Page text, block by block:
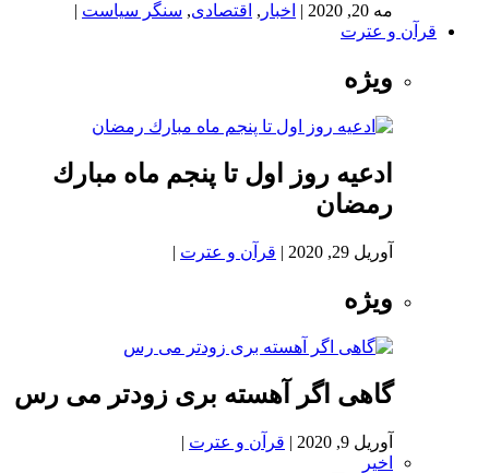
مه 20, 2020 | اخبار , اقتصادی, سنگر سیاست |
قرآن و عترت
ویژه
ادعيه روز اول تا پنجم ماه مبارك
رمضان
آوریل 29, 2020 | قرآن و عترت |
ویژه
گاهی اگر آهسته بری زودتر می رس
آوریل 9, 2020 | قرآن و عترت |
اخیر